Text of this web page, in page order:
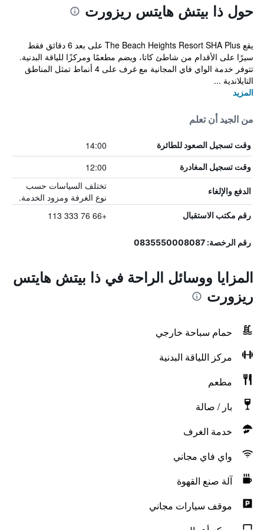
حول ذا بيتش هايتس ريزورت
يقع The Beach Heights Resort SHA Plus على بعد 6 دقائق فقط
سيرًا على الأقدام من شاطئ كاتا، ويضم مطعمًا ومركزًا للياقة البدنية.
تتوفر خدمة الواي فاي المجانية مع غرف على 4 أنماط تمثل المناطق
التايلاندية ...
المزيد
من الجيد أن تعلم
وقت تسجيل الصعود للطائرة 14:00
وقت تسجيل المغادرة 12:00
الدفع والإلغاء
تختلف السياسات حسب
نوع الغرفة ومزود الخدمة.
رقم مكتب الاستقبال +66 76 333 113
رقم الرخصة: 0835550008087
المزايا ووسائل الراحة في ذا بيتش هايتس
ريزورت
حمام سباحة خارجي
مركز اللياقة البدنية
مطعم
بار / صالة
خدمة الغرف
واي فاي مجاني
آلة صنع القهوة
موقف سيارات مجاني